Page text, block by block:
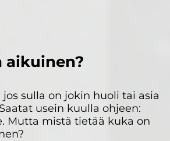
aikuinen?
sulla on jokin huoli tai asia
usein kuulla ohjeen:
Mutta mistä tietää kuka on